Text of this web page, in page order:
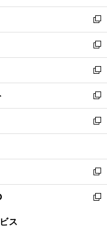
開
く
ウ
で
開
く
ン
ド
ウ
で
開
く
ウ
ィ
ン
ド
ウ
で
開
く
新
し
い
ウ
ィ
ン
ド
ウ
で
開
新
し
い
ウ
ィ
ン
ド
ウ
開
く
新
し
い
ウ
ィ
ン
ウ
で
開
く
新
し
い
ウ
ン
ド
ウ
で
新
し
ウ
ィ
ン
ド
新
し
い
新
ス